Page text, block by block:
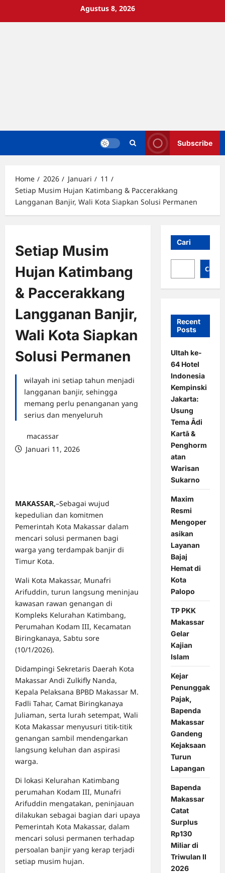
Agustus 8, 2026
Subscribe
Home 2026 Januari
11
Setiap Musim Hujan Katimbang & Paccerakkang
Langganan Banjir, Wali Kota Siapkan Solusi Permanen
Setiap Musim
Hujan Katimbang
& Paccerakkang
Langganan Banjir,
Wali Kota Siapkan
Solusi Permanen
wilayah ini setiap tahun menjadi
langganan banjir, sehingga
memang perlu penanganan yang
serius dan menyeluruh
macassar
Januari 11, 2026
MAKASSAR,–Sebagai wujud
kepedulian dan komitmen
Pemerintah Kota Makassar dalam
mencari solusi permanen bagi
warga yang terdampak banjir di
Timur Kota.
Wali Kota Makassar, Munafri
Arifuddin, turun langsung meninjau
kawasan rawan genangan di
Kompleks Kelurahan Katimbang,
Perumahan Kodam III, Kecamatan
Biringkanaya, Sabtu sore
(10/1/2026).
Didampingi Sekretaris Daerah Kota
Makassar Andi Zulkifly Nanda,
Kepala Pelaksana BPBD Makassar M.
Fadli Tahar, Camat Biringkanaya
Juliaman, serta lurah setempat, Wali
Kota Makassar menyusuri titik-titik
genangan sambil mendengarkan
langsung keluhan dan aspirasi
warga.
Di lokasi Kelurahan Katimbang
perumahan Kodam III, Munafri
Arifuddin mengatakan, peninjauan
dilakukan sebagai bagian dari upaya
Pemerintah Kota Makassar, dalam
mencari solusi permanen terhadap
persoalan banjir yang kerap terjadi
setiap musim hujan.
Cari
Cari
Recent
Posts
Ultah ke-
64 Hotel
Indonesia
Kempinski
Jakarta:
Usung
Tema Ādi
Kartā &
Penghorm
atan
Warisan
Sukarno
Maxim
Resmi
Mengoper
asikan
Layanan
Bajaj
Hemat di
Kota
Palopo
TP PKK
Makassar
Gelar
Kajian
Islam
Kejar
Penunggak
Pajak,
Bapenda
Makassar
Gandeng
Kejaksaan
Turun
Lapangan
Bapenda
Makassar
Catat
Surplus
Rp130
Miliar di
Triwulan II
2026